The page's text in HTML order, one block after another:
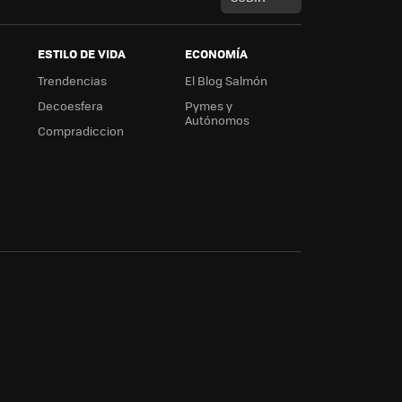
ESTILO DE VIDA
Trendencias
Decoesfera
Compradiccion
ECONOMÍA
El Blog Salmón
Pymes y
Autónomos